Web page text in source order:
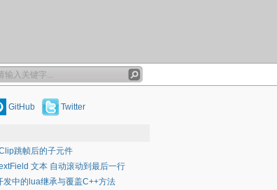
GitHub Twitter
跳帧后的子元件
文本 自动滚动到最后一行
发中的lua继承与覆盖C++方法